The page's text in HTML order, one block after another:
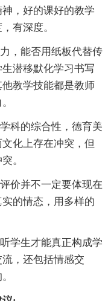
，好的课好的教学
有深度。
，能否用纸板代替传
潜移默化学习书写
教学技能都是教师
科的综合性，德育美
化上存在冲突，但
。
价并不一定要体现在
的情态，用多样的
学生才能真正构成学
，还包括情感交